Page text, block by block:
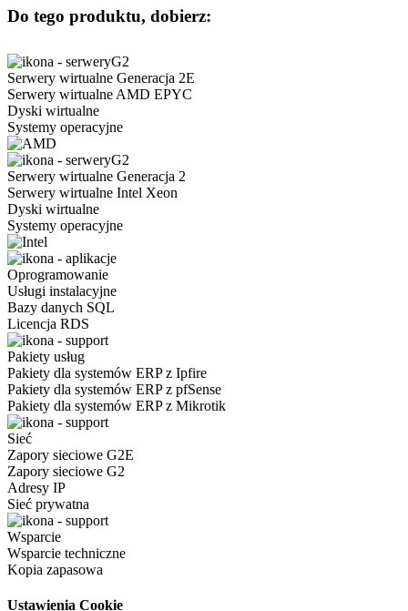
Do tego produktu, dobierz:
Serwery wirtualne Generacja 2E
Serwery wirtualne AMD EPYC
Dyski wirtualne
Systemy operacyjne
Serwery wirtualne Generacja 2
Serwery wirtualne Intel Xeon
Dyski wirtualne
Systemy operacyjne
Oprogramowanie
Usługi instalacyjne
Bazy danych SQL
Licencja RDS
Pakiety usług
Pakiety dla systemów ERP z Ipfire
Pakiety dla systemów ERP z pfSense
Pakiety dla systemów ERP z Mikrotik
Sieć
Zapory sieciowe G2E
Zapory sieciowe G2
Adresy IP
Sieć prywatna
Wsparcie
Wsparcie techniczne
Kopia zapasowa
Ustawienia Cookie